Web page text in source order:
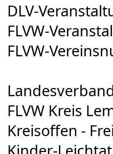
DLV-
FLVW-
FLVW-
FLVW Kreis
Kreisoffen -